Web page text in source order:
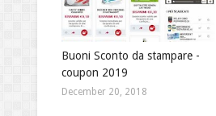
Buoni Sconto da stampare -
coupon 2019
December 20, 2018